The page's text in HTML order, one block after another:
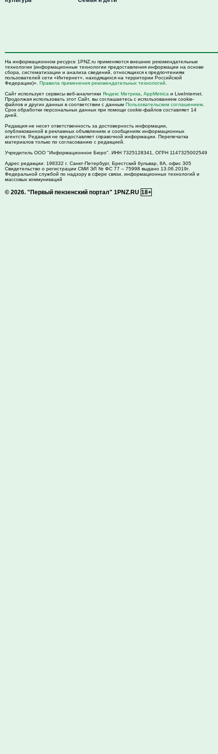
На информационном ресурсе 1PNZ.ru применяются внешние рекомендательные
технологии (информационные технологии предоставления информации на основе
сбора, систематизации и анализа сведений, относящихся к предпочтениям
пользователей сети «Интернет», находящихся на территории Российской
Федерации)». Правила применения рекомендательных технологий
Сайт использует сервисы веб-аналитики Яндекс Метрика AppMetrica и LiveInternet.
Продолжая использовать этот Сайт, вы соглашаетесь с использованием cookie-
файлов и других данных в соответствии с данным Пользовательским соглашением
Срок обработки персональных данных при помощи cookie-файлов составляет 14
дней.
Редакция не несет ответственность за достоверность информации,
опубликованной в рекламных объявлениях и сообщениях информационных
агентств. Редакция не предоставляет справочной информации. Перепечатка
материалов только по согласованию с редакцией.
Учредитель ООО "Информационное Бюро". ИНН 7325128341, ОГРН 1147325002549
Адрес редакции: 198332 г. Санкт-Петербург, Брестский бульвар, 8А, офис 305
Свидетельство о регистрации СМИ ЭЛ № ФС 77 – 75998 выдано 13.06.2019г.
Федеральной службой по надзору в сфере связи, информационных технологий и
массовых коммуникаций
© 2026. "Первый пензенский портал" 1PNZ.RU 18+